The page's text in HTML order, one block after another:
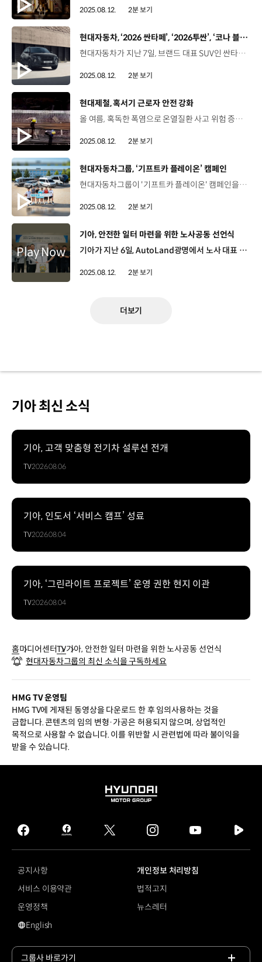
2025.08.12. 2분 보기
[동영상]
현대자동차, ‘2026 싼타페’, ‘2026투싼’, ‘코나 블랙 익스테리어 패키지’ 출시
현대자동차가 지난 7일, 브랜드 대표 SUV인 싼타페와 투싼, 소형 SUV 코나의 상품성을 한층 더 강화해 출시했습니다. ‘2026 싼타페’, ‘2026 투싼’은 고객이 선호하는 안전, 편의 사양을 실속 있게 구성한 신규 트림 ‘H-Pick’을 운영합니다. 싼타페의 H-Pick 트림은 기존 ‘프레스티지 플러스’ 트림에 디지털 키 2, 운전석 에르고 모션 시트 등을 적용하고, 투싼의 H-Pick 트림은 주력 트림인 ‘프리미엄’에 전방 충돌방지 보조, 스탑앤고 기능을 포함한 스마트 크루즈 컨트롤 등을 탑재해 안전하고 편안한 주행 경험을 제공합니다. 또한, 블랙 외장 디자인 요소를 적용할 수 있는 '블랙 익스테리어 패키지'를 새롭게 선보여 고객 선택의 폭을 넓혔습니다. 소형 SUV 코나 역시, 신규 디자인 패키지인 ‘코나 블랙 익스테리어 패키지’가 추가됐습니다.
2025.08.12. 2분 보기
[동영상]
현대제철, 혹서기 근로자 안전 강화
올 여름, 혹독한 폭염으로 온열질환 사고 위험 증가 현대제철 당진제철소 2025년 8월 7일 근로자 보호를 위해 폭염 대비가 필요한 산업 현장 현대제철-현대로템-동아오츠카 ‘온열질환 예방 안전실천 업무협약’ 체결 조남형 팀장 / 현대제철 안전보건기획팀금일 협약식은 혹서기 폭염으로 인한 온열질환을 예방하고자 현대제철과 현대로템, 동아오츠카 3사가 참여해서 음료 지원을 포함한 온열 질환 예방 실천 활동을 협약하고자 기념식을 하게 됐습니다. 실질적 예방 활동을 위한 3사 협력체계 구축 협약식 후, 현장을 점검하고 근로자들을 격려 현대제철과 현대로템 고열 작업장야외 작업자 대상 이온음료 지원 주요 증상, 응급조치 요령 등 근로자 대상 온열질환 예방 교육 시행 예정 일일건강확인제도, 안전쉼터버스, 찾아가는 보건서비스 등 근로자 보호를 시행 중인 현대제철 뿐만 아니라, 더티워크 챌린지, 미사에 챌린지 등 숏폼 콘텐츠를 통한 홍보도 함께 진행 “안전문화 확산을 위한 현대제철의 노력은 계속됩니다.”
2025.08.12. 2분 보기
[동영상]
현대자동차그룹, ‘기프트카 플레이온’ 캠페인
현대자동차그룹이 '기프트카 플레이온' 캠페인을 통해 운영에 어려움을 겪고 있는 유소년 스포츠단을 지원합니다. ‘기프트카’ 캠페인은 2010년부터 15년째, 도움이 필요한 다양한 분야에서 차량을 활용한 지원 사업을 펼치며 사회문제 해결과 공익 증진에 기여해온 현대자동차그룹의 사회공헌 활동인데요. 이번 '기프트카 플레이온' 캠페인은 초·중·고 소속 유소년 스포츠단을 지원하고 스포츠를 통해 아이들이 올바르고 건강한 사회 구성원으로 성장하도록 돕기 위해 마련됐습니다. 현대자동차그룹은 선정된 유소년 스포츠단 30곳에 규모를 고려한 맞춤 차량을 제공해 이동의 어려움을 해소하고, 훈련 용품, 응급키트, 스포츠 전문가와 연계한 멘토링 프로그램 등을 제공합니다. 이와 함께 현대자동차그룹은 "아이들은 스포츠와 함께 자라납니다"라는 메시지를 담은 영상을 온라인에 공개하고, 고객 참여형 이벤트 등을 통해 유소년 스포츠에 대한 관심과 공감대를 이끌어낼 계획입니다.
2025.08.12. 2분 보기
[동영상]
기아, 안전한 일터 마련을 위한 노사공동 선언식
기아가 지난 6일, AutoLand광명에서 노사 대표 등 관계자들이 참석한 가운데, '안전한 일터 조성을 위한 노사공동 안전보건 선언식'을 개최했습니다. 이번 선언식에서 기아 노사는 안전을 최우선 가치로 삼고, 위험 요인 발굴과 개선을 약속하는 등 중대재해 근절에 대한 의지를 다졌습니다. 하임봉 지부장 / 전국금속노조 기아자동차지부고용노동부에서도 7월 중순 쯤에 안전한 일터 만들기 프로젝트 관련된 (정책이) 가동이 되고 있는 걸로 알고 있습니다. 생명과 직결되는 예방활동을 선도적으로 진행해 주시면 좋겠습니다. 최준영 사장 / 기아 국내생산담당앞으로 기업의 경쟁력은 생산성과 실적이 아니라 안전보건 문화가 얼마나 깊이 뿌리내려졌는지로 평가받는 시대가 되었습니다. 오늘 선언식을 계기로 안전의 중요성을 다시 한번 인식하고, 조금은 불편하더라도 안전 수칙을 철저히 지키는 특히 중대재해는 절대로 발생하지 않는 사업장이 됐으면 합니다. 이에 따라, 기아 노사는 폭염 피해를 막기 위해 사업장의 냉방시스템을 강화하고, ‘엑스블 숄더’와 같은 스마트 안전기술을 확대 적용합니다. 또한, 협력사를 대상으로 맞춤형 안전 지원 프로그램을 운영해, 노사 뿐만 아니라 협력사까지 함께 책임을 다해 지속 가능한 안전 문화를 뿌리내릴 계획입니다.
2025.08.12. 2분 보기
더보기
기아 최신 소식
기아, 고객 맞춤형 전기차 설루션 전개
TV2026.08.06
기아, 인도서 ‘서비스 캠프’ 성료
TV2026.08.04
기아, ‘그린라이트 프로젝트’ 운영 권한 현지 이관
TV2026.08.04
홈미디어센터TV기아, 안전한 일터 마련을 위한 노사공동 선언식
현대자동차그룹의 최신 소식을 구독하세요
HMG TV 운영팀
HMG TV에 게재된 동영상을 다운로드 한 후 임의사용하는 것을
금합니다. 콘텐츠의 임의 변형·가공은 허용되지 않으며, 상업적인
목적으로 사용할 수 없습니다. 이를 위반할 시 관련법에 따라 불이익을
받을 수 있습니다.
HYUNDAI
GROUP
facebook
hmg
journal
twitter instagram
tv
공지사항
개인정보 처리방침
서비스 이용약관
법적고지
운영정책
뉴스레터
영문 사이트로 이동
English
그룹사 바로가기